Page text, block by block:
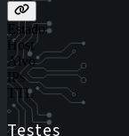
Estado
Host
Alvo
IPs
TTL